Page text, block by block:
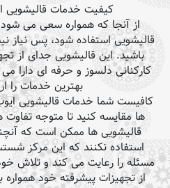
کیفیت خدمات قالیشویی
از آنجا که همواره سعی می شود
قالیشویی استفاده شود، پس
باشید. این قالیشویی جدای از
کارکنانی دلسوز و حرفه ای دارا
بهترین خدمات را
کافیست شما خدمات قالیشویی
ها مقایسه کنید تا متوجه
قالیشویی ها ممکن است که
استفاده نکنند که این مرکز
مسئله را رعایت می کند و تلاش
از تجهیزات پیشرفته خود همواره